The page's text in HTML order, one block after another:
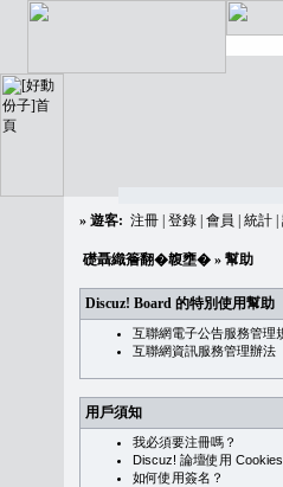
» 遊客: 注冊 登錄 會員 統計
礎聶織簷翻�䪖壅� » 幫助
Discuz! Board 的特別使用幫助
互聯網電子公告服務管理
互聯網資訊服務管理辦法
用戶須知
我必須要注冊嗎？
Discuz! 論壇使用 Cookies
如何使用簽名？